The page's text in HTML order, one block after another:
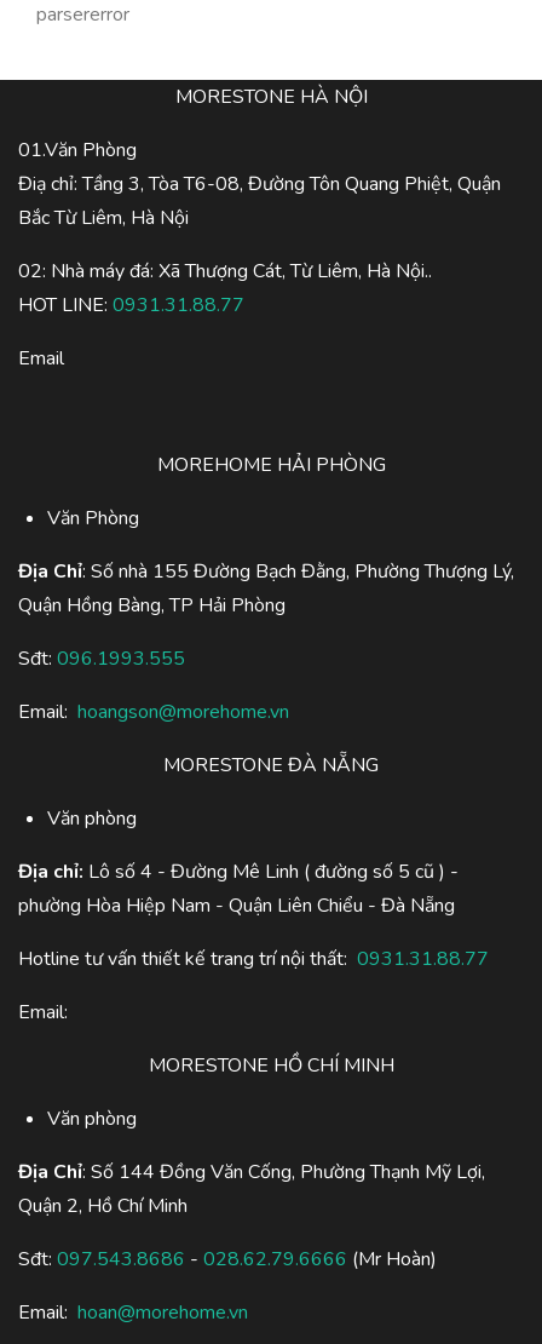
parsererror
MORESTONE HÀ NỘI
01.Văn Phòng
Điạ chỉ: Tầng 3, Tòa T6-08, Đường Tôn Quang Phiệt, Quận
Bắc Từ Liêm, Hà Nội
02: Nhà máy đá: Xã Thượng Cát, Từ Liêm, Hà Nội..
HOT LINE: 0931.31.88.77
Email
MOREHOME HẢI PHÒNG
Văn Phòng
Địa Chỉ: Số nhà 155 Đường Bạch Đằng, Phường Thượng Lý,
Quận Hồng Bàng, TP Hải Phòng
Sđt: 096.1993.555
Email: hoangson@morehome.vn
MORESTONE ĐÀ NẴNG
Văn phòng
Địa chỉ: Lô số 4 - Đường Mê Linh ( đường số 5 cũ ) -
phường Hòa Hiệp Nam - Quận Liên Chiểu - Đà Nẵng
Hotline tư vấn thiết kế trang trí nội thất: 0931.31.88.77
Email:
MORESTONE HỒ CHÍ MINH
Văn phòng
Địa Chỉ: Số 144 Đồng Văn Cống, Phường Thạnh Mỹ Lợi,
Quận 2, Hồ Chí Minh
Sđt: 097.543.8686 - 028.62.79.6666 (Mr Hoàn)
Email: hoan@morehome.vn